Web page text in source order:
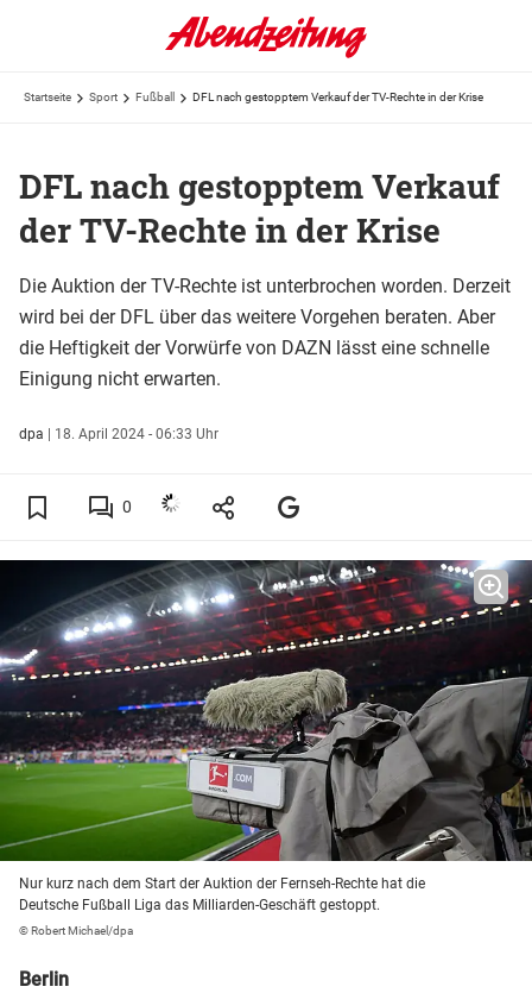
Startseite Sport Fußball DFL nach gestopptem Verkauf der TV-Rechte in der Krise
DFL nach gestopptem Verkauf
der TV-Rechte in der Krise
Die Auktion der TV-Rechte ist unterbrochen worden. Derzeit
wird bei der DFL über das weitere Vorgehen beraten. Aber
die Heftigkeit der Vorwürfe von DAZN lässt eine schnelle
Einigung nicht erwarten.
dpa | 18. April 2024 - 06:33 Uhr
0
Nur kurz nach dem Start der Auktion der Fernseh-Rechte hat die
Deutsche Fußball Liga das Milliarden-Geschäft gestoppt.
© Robert Michael/dpa
Berlin